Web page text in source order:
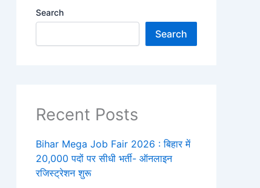
Search
Search
Recent Posts
Bihar Mega Job Fair 2026 : बिहार में
20,000 पदों पर सीधी भर्ती- ऑनलाइन
रजिस्ट्रेशन शुरू